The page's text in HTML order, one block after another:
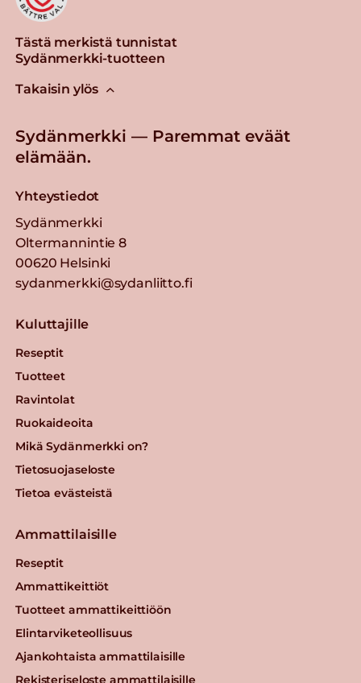
Tästä merkistä tunnistat
Sydänmerkki-tuotteen
Takaisin ylös
Sydänmerkki — Paremmat eväät
elämään.
Yhteystiedot
Sydänmerkki
Oltermannintie 8
00620 Helsinki
sydanmerkki@sydanliitto.fi
Kuluttajille
Reseptit
Tuotteet
Ravintolat
Ruokaideoita
Mikä Sydänmerkki on?
Tietosuojaseloste
Tietoa evästeistä
Ammattilaisille
Reseptit
Ammattikeittiöt
Tuotteet ammattikeittiöön
Elintarviketeollisuus
Ajankohtaista ammattilaisille
Rekisteriseloste ammattilaisille